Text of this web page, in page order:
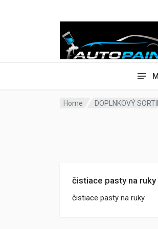
Home DOPLNKOVÝ
čistiace pasty na ruky
čistiace pasty na ruky